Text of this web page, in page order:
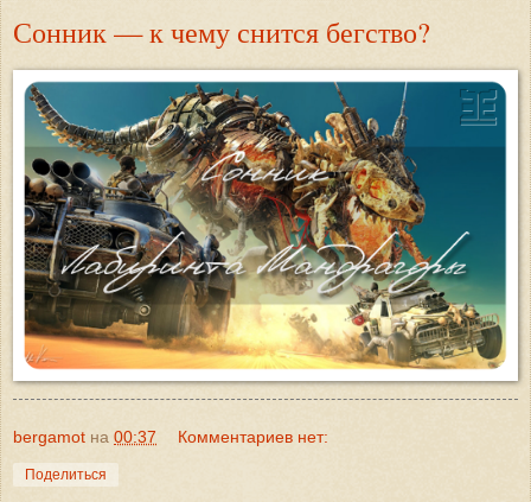
Сонник — к чему снится бегство?
bergamot на 00:37 Комментариев нет:
Поделиться